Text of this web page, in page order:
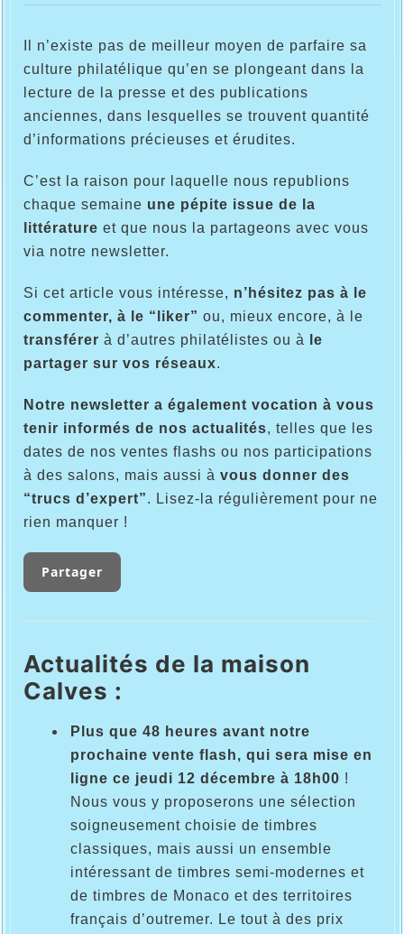
Il n’existe pas de meilleur moyen de parfaire sa
culture philatélique qu’en se plongeant dans la
lecture de la presse et des publications
anciennes, dans lesquelles se trouvent quantité
d’informations précieuses et érudites.
C’est la raison pour laquelle nous republions
chaque semaine une pépite issue de la
littérature et que nous la partageons avec vous
via notre newsletter.
Si cet article vous intéresse, n’hésitez pas à le
commenter, à le “liker” ou, mieux encore, à le
transférer à d’autres philatélistes ou à
le
partager sur vos réseaux.
Notre newsletter a également vocation à vous
tenir informés de nos actualités, telles que les
dates de nos ventes flashs ou nos participations
à des salons, mais aussi à vous donner des
“trucs d’expert”. Lisez-la régulièrement pour ne
rien manquer !
Partager
Actualités de la maison
Calves :
Plus que 48 heures avant notre
prochaine vente flash, qui sera mise en
ligne ce jeudi 12 décembre à 18h00 !
Nous vous y proposerons une sélection
soigneusement choisie de timbres
classiques, mais aussi un ensemble
intéressant de timbres semi-modernes et
de timbres de Monaco et des territoires
français d’outremer. Le tout à des prix